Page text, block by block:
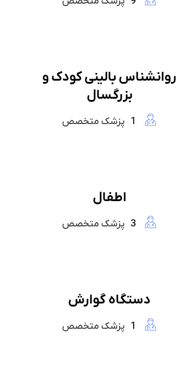
روانشناس بالینی کودک و
بزرگسال
1 پزشک متخصص
اطفال
3 پزشک متخصص
دستگاه گوارش
1 پزشک متخصص